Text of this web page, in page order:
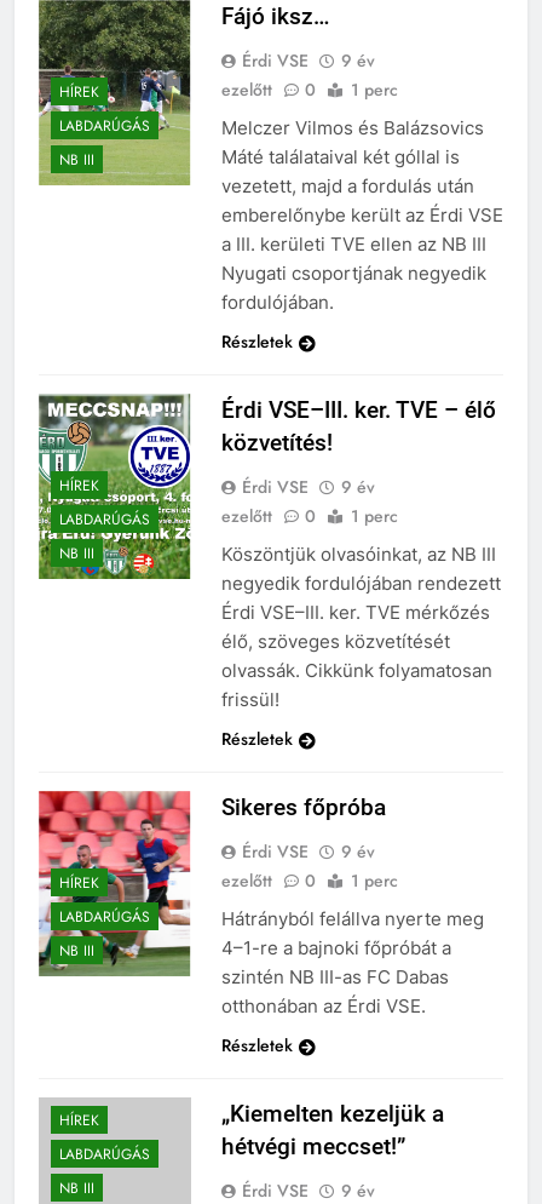
HÍREK
LABDARÚGÁS
NB III
Fájó iksz…
Érdi VSE
9 év
ezelőtt
0 1 perc
Melczer Vilmos és Balázsovics
Máté találataival két góllal is
vezetett, majd a fordulás után
emberelőnybe került az Érdi VSE
a III. kerületi TVE ellen az NB III
Nyugati csoportjának negyedik
fordulójában.
Részletek
HÍREK
LABDARÚGÁS
NB III
Érdi VSE–III. ker. TVE – élő
közvetítés!
Érdi VSE
9 év
ezelőtt
0 1 perc
Köszöntjük olvasóinkat, az NB III
negyedik fordulójában rendezett
Érdi VSE–III. ker. TVE mérkőzés
élő, szöveges közvetítését
olvassák. Cikkünk folyamatosan
frissül!
Részletek
HÍREK
LABDARÚGÁS
NB III
Sikeres főpróba
Érdi VSE
9 év
ezelőtt
0 1 perc
Hátrányból felállva nyerte meg
4–1-re a bajnoki főpróbát a
szintén NB III-as FC Dabas
otthonában az Érdi VSE.
Részletek
HÍREK
LABDARÚGÁS
NB III
„Kiemelten kezeljük a
hétvégi meccset!”
Érdi VSE
9 év